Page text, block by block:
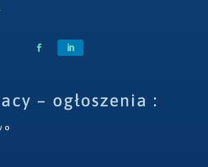
– ogłoszenia :